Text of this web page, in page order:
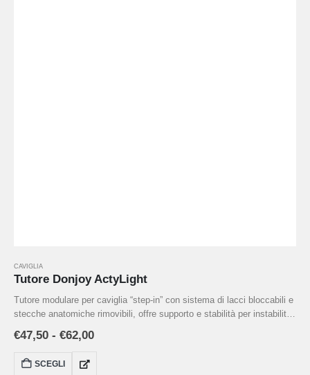
CAVIGLIA
Tutore Donjoy ActyLight
Tutore modulare per caviglia “step‑in” con sistema di lacci bloccabili e
stecche anatomiche rimovibili, offre supporto e stabilità per instabilità
traspirante, si indossa facilmente all’interno delle scarpe, con
bendaggio a “8” per controllo dell’inversione/eversione .
€47,50 - €62,00
SCEGLI